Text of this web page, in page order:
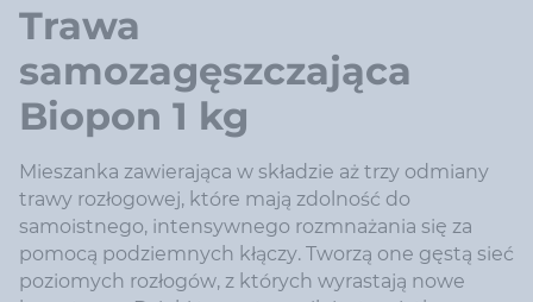
Trawa
samozagęszczająca
Biopon 1 kg
Mieszanka zawierająca w składzie aż trzy odmiany
trawy rozłogowej, które mają zdolność do
samoistnego, intensywnego rozmnażania się za
pomocą podziemnych kłączy. Tworzą one gęstą sieć
poziomych rozłogów, z których wyrastają nowe